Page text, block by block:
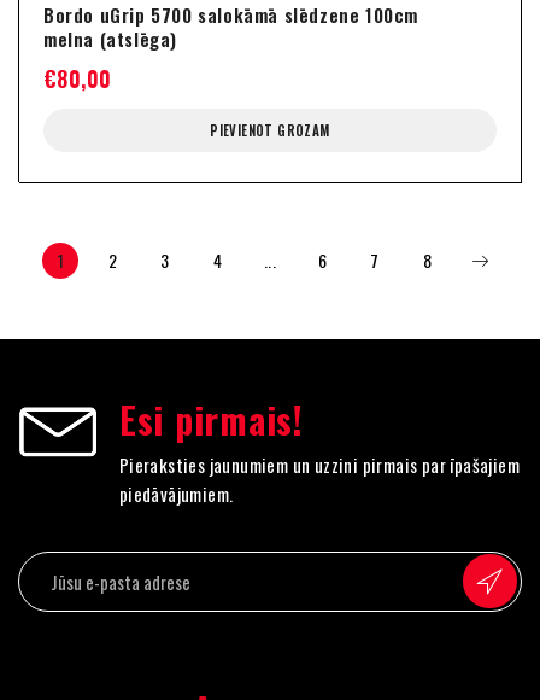
Bordo uGrip 5700 salokāmā slēdzene 100cm
melna (atslēga)
€80,00
PIEVIENOT GROZAM
1 2 3 4 6 7 8
Esi pirmais!
Pieraksties jaunumiem un uzzini pirmais par īpašajiem
piedāvājumiem.